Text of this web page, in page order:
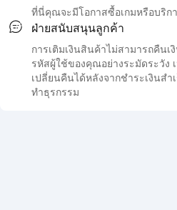
ที่นี่คุณจะมีโอกาสซื้อเกมหรือบริก
ฝ่ายสนับสนุนลูกค้า
การเติมเงินสินค้าไม่สามารถคืน
รหัสผู้ใช้ของคุณอย่างระมัดระวัง
เปลี่ยนคืนได้หลังจากชำระเงินส
ทำธุรกรรม